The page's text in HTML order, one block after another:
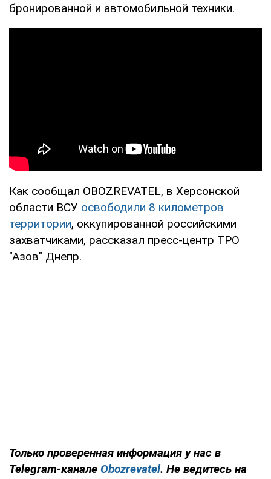
бронированной и автомобильной техники.
Как сообщал OBOZREVATEL, в Херсонской
области ВСУ освободили 8 километров
территории, оккупированной российскими
захватчиками, рассказал пресс-центр ТРО
"Азов" Днепр.
Только проверенная информация у нас в
Telegram-канале Obozrevatel. Не ведитесь на